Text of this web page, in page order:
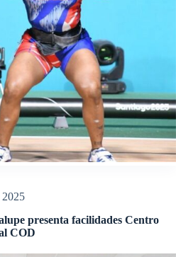
2025
presenta facilidades Centro
COD